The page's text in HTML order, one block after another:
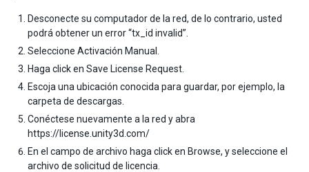
Desconecte su computador de la red, de lo contrario, usted
podrá obtener un error “tx_id invalid”.
Seleccione Activación Manual.
Haga click en Save License Request.
Escoja una ubicación conocida para guardar, por ejemplo, la
carpeta de descargas.
Conéctese nuevamente a la red y abra
https://license.unity3d.com/
En el campo de archivo haga click en Browse, y seleccione el
archivo de solicitud de licencia.